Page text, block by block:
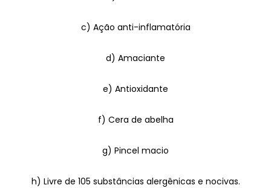
c) Ação anti-inflamatória
d) Amaciante
e) Antioxidante
f) Cera de abelha
g) Pincel macio
h) Livre de 105 substâncias alergênicas e nocivas.